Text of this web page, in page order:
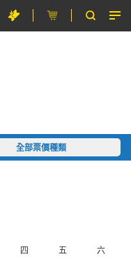
全部票價種類
四 五 六